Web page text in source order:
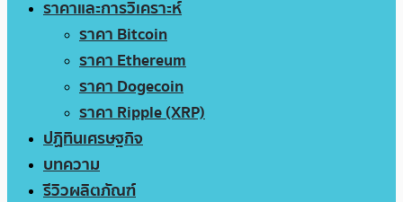
ราคาและการวิเคราะห์
ราคา Bitcoin
ราคา Ethereum
ราคา Dogecoin
ราคา Ripple (XRP)
ปฏิทินเศรษฐกิจ
บทความ
รีวิวผลิตภัณฑ์